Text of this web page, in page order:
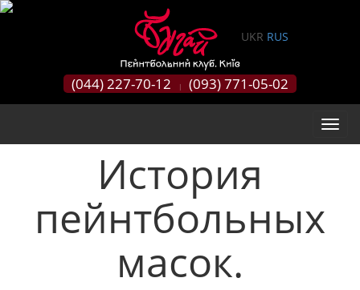
UKR RUS
(044) 227-70-12 | (093) 771-05-02
История
пейнтбольных
масок.